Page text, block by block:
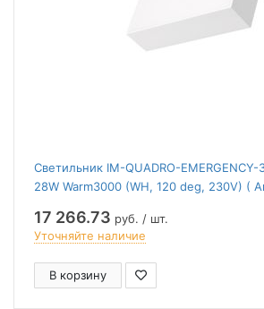
Светильник IM-QUADRO-
28W Warm3000 (WH, 120 deg, 230V) (
17 266.73 руб. / шт.
Уточняйте наличие
В корзину